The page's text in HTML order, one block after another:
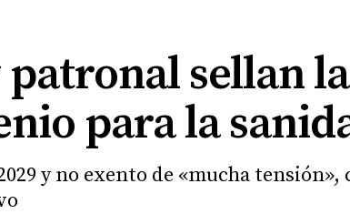
sellan
para la
y no exento de «mucha